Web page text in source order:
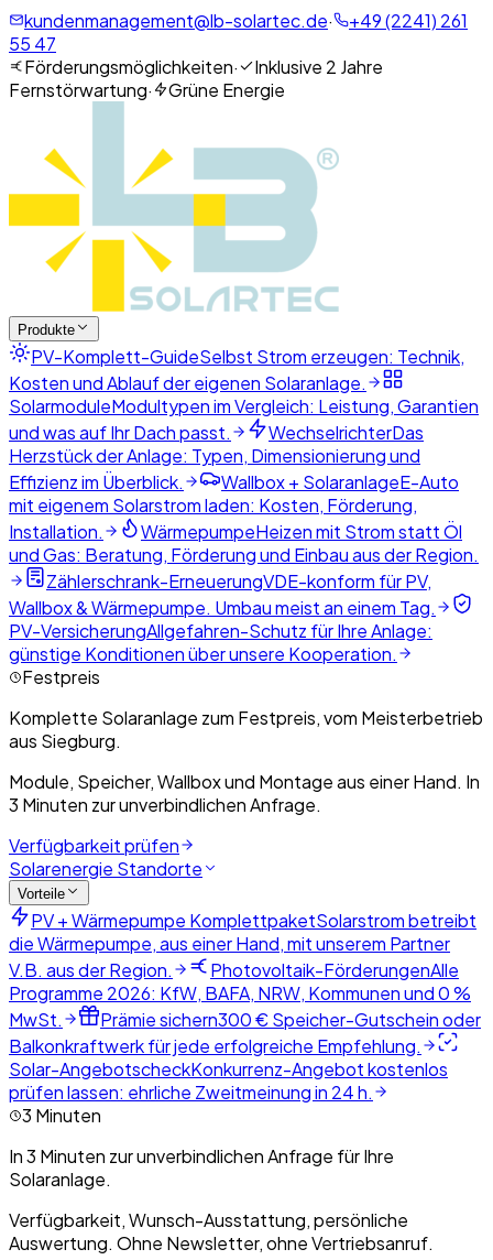
kundenmanagement@lb-solartec.de·
+49 (2241) 261
55 47
Förderungsmöglichkeiten·
Inklusive 2 Jahre
Fernstörwartung· Grüne Energie
Produkte
PV-Komplett-GuideSelbst Strom erzeugen: Technik,
Kosten und Ablauf der eigenen Solaranlage.
SolarmoduleModultypen im Vergleich: Leistung, Garantien
und was auf Ihr Dach passt.
WechselrichterDas
Herzstück der Anlage: Typen, Dimensionierung und
Effizienz im Überblick.
Wallbox + SolaranlageE-Auto
mit eigenem Solarstrom laden: Kosten, Förderung,
Installation.
WärmepumpeHeizen mit Strom statt Öl
und Gas: Beratung, Förderung und Einbau aus der Region.
Zählerschrank-ErneuerungVDE-konform für PV,
Wallbox & Wärmepumpe. Umbau meist an einem Tag.
PV-VersicherungAllgefahren-Schutz für Ihre Anlage:
günstige Konditionen über unsere Kooperation.
Festpreis
Komplette Solaranlage zum Festpreis, vom Meisterbetrieb
aus Siegburg.
Module, Speicher, Wallbox und Montage aus einer Hand. In
3 Minuten zur unverbindlichen Anfrage.
Verfügbarkeit prüfen
Solarenergie Standorte
Vorteile
PV + Wärmepumpe KomplettpaketSolarstrom betreibt
die Wärmepumpe, aus einer Hand, mit unserem Partner
V.B. aus der Region.
Photovoltaik-FörderungenAlle
Programme 2026: KfW, BAFA, NRW, Kommunen und 0 %
MwSt.
Prämie sichern300 € Speicher-Gutschein oder
Balkonkraftwerk für jede erfolgreiche Empfehlung.
Solar-AngebotscheckKonkurrenz-Angebot kostenlos
prüfen lassen: ehrliche Zweitmeinung in 24 h.
3 Minuten
In 3 Minuten zur unverbindlichen Anfrage für Ihre
Solaranlage.
Verfügbarkeit, Wunsch-Ausstattung, persönliche
Auswertung. Ohne Newsletter, ohne Vertriebsanruf.